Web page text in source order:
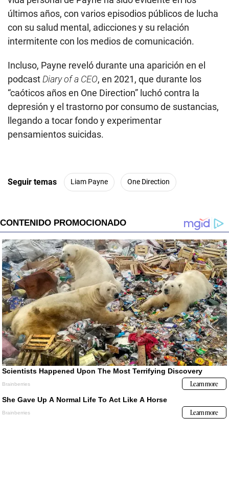
últimos años, con varios episodios públicos de lucha
con su salud mental, adicciones y su relación
intermitente con los medios de comunicación.
Incluso, Payne reveló durante una aparición en el
podcast Diary of a CEO, en 2021, que durante los
“caóticos años en One Direction” luchó contra la
depresión y el trastorno por consumo de sustancias,
llegando a tocar fondo y experimentar
pensamientos suicidas.
Seguir temas Liam Payne One Direction